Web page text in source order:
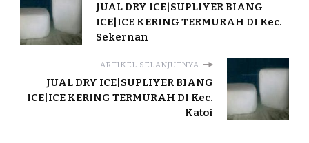
JUAL DRY ICE|SUPLIYER BIANG
ICE|ICE KERING TERMURAH DI Kec.
Sekernan
ARTIKEL SELANJUTNYA
JUAL DRY ICE|SUPLIYER BIANG
ICE|ICE KERING TERMURAH DI Kec.
Katoi